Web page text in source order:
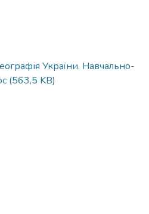
України. Навчально-
(563,5 KB)